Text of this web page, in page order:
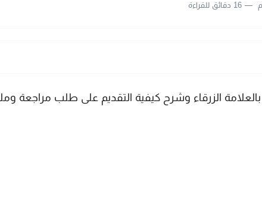
16 دقائق للقراءة
الزرقاء وشرح كيفية التقديم على طلب مراجعة